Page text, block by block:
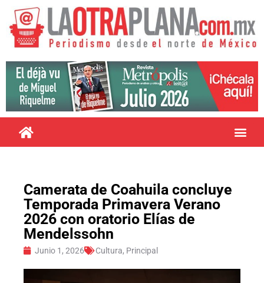
Camerata de Coahuila concluye
Temporada Primavera Verano
2026 con oratorio Elías de
Mendelssohn
Junio 1, 2026 Cultura, Principal